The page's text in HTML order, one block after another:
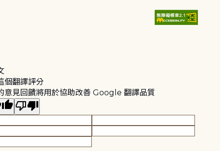
個翻譯評分
意見回饋將用於協助改善 Google 翻譯品質